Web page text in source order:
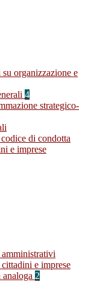
organizzazione e
4
strategico-
di condotta
e imprese
e imprese
2